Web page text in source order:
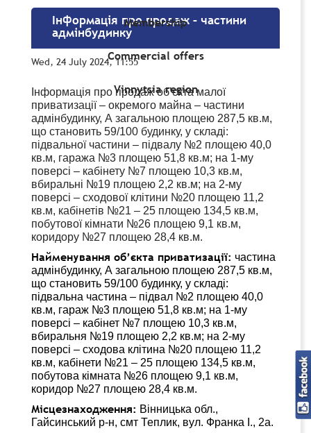
Membership
Commercial offers
Vinnytsia region
Інформація про продаж – частини
адмінбудинку
Wed, 24 July 2024, 11:55
Інформація про продаж об’єкта малої
приватизації – окремого майна – частини
адмінбудинку, А загальною площею 287,5 кв.м,
що становить 59/100 будинку, у складі:
підвальної частини – підвалу №2 площею 40,0
кв.м, гаража №3 площею 51,8 кв.м; на 1-му
поверсі – кабінету №7 площею 10,3 кв.м,
вбиральні №19 площею 2,2 кв.м; на 2-му
поверсі – сходової клітини №20 площею 11,2
кв.м, кабінетів №21 – 25 площею 134,5 кв.м,
побутової кімнати №26 площею 9,1 кв.м,
коридору №27 площею 28,4 кв.м.
Найменування об’єкта приватизації: частина
адмінбудинку, А загальною площею 287,5 кв.м,
що становить 59/100 будинку, у складі:
підвальна частина – підвал №2 площею 40,0
кв.м, гараж №3 площею 51,8 кв.м; на 1-му
поверсі – кабінет №7 площею 10,3 кв.м,
вбиральня №19 площею 2,2 кв.м; на 2-му
поверсі – сходова клітина №20 площею 11,2
кв.м, кабінети №21 – 25 площею 134,5 кв.м,
побутова кімната №26 площею 9,1 кв.м,
коридор №27 площею 28,4 кв.м.
Місцезнаходження: Вінницька обл.,
Гайсинський р-н, смт Теплик, вул. Франка І., 2а.